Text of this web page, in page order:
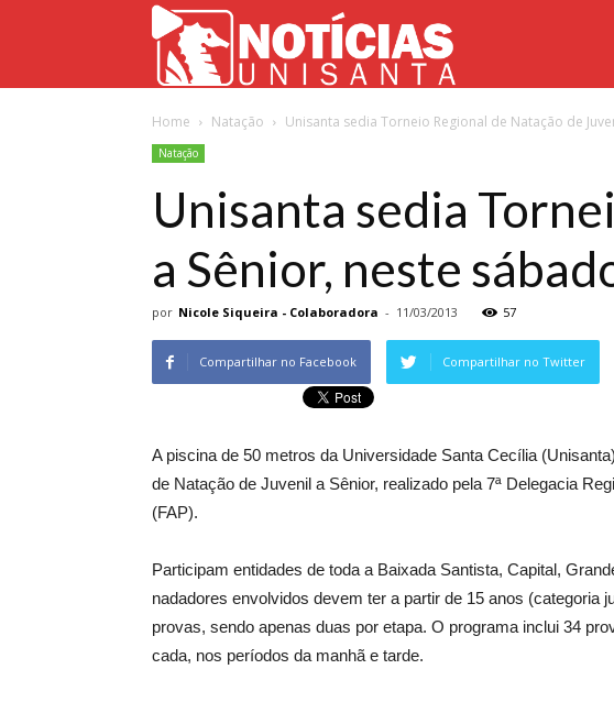
Unisanta
Home Natação Unisanta sedia Torneio Regional de Natação de
Natação
Unisanta sedia
a Sênior, neste
por Nicole Siqueira - Colaboradora - 11/03/2013 57
Compartilhar no Facebook Compartilhar no Twitter
A piscina de 50 metros da Universidade Santa Cecília
de Natação de Juvenil a Sênior, realizado pela 7ª Delegacia
(FAP).
Participam entidades de toda a Baixada Santista, Capital,
nadadores envolvidos devem ter a partir de 15 anos (categoria
provas, sendo apenas duas por etapa. O programa inclui 34
cada, nos períodos da manhã e tarde.